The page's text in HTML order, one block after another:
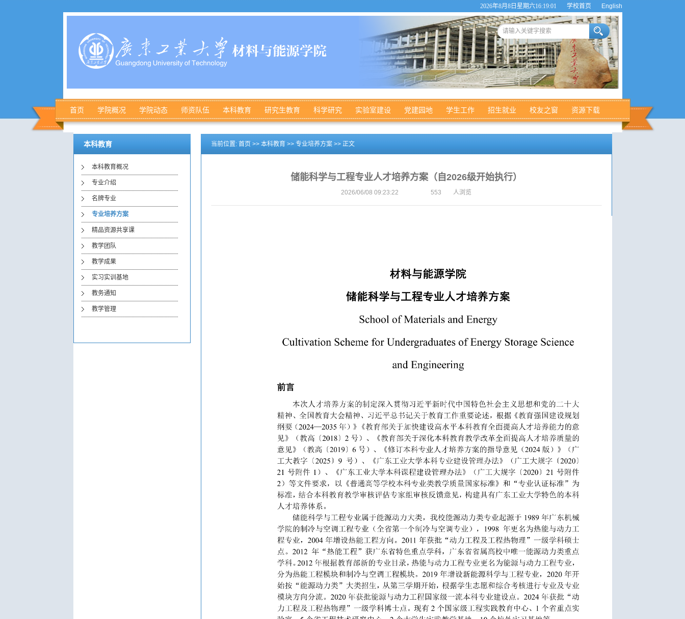
2026年8月8日星期六16:19:02 学校首页 English
首页 学院概况 学院动态 师资队伍 本科教育 研究生教育 科学研究 实验室建设 党建园地 学生工作 招生就业 校友之窗 资源下载
本科教育
本科教育概况
专业介绍
名牌专业
专业培养方案
精品资源共享课
教学团队
教学成果
实习实训基地
教务通知
教学管理
当前位置: 首页 >> 本科教育 >> 专业培养方案>> 正文
储能科学与工程专业人才培养方案（自2026级开始执行）
2026/06/08 09:23:22 553 人浏览